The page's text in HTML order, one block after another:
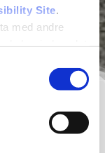
Site
med andre